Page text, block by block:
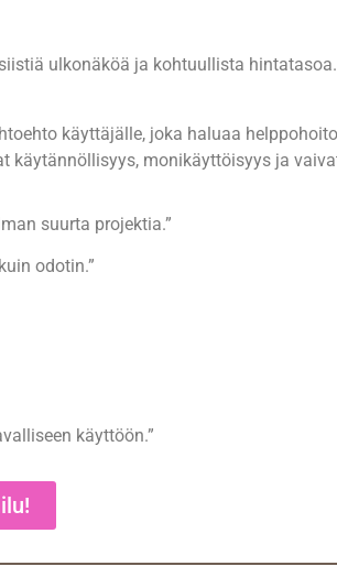
ulkonäköä ja kohtuullista
käyttäjälle, joka haluaa
käytännöllisyys, monikäyttöisyys ja
suurta projektia.”
odotin.”
käyttöön.”